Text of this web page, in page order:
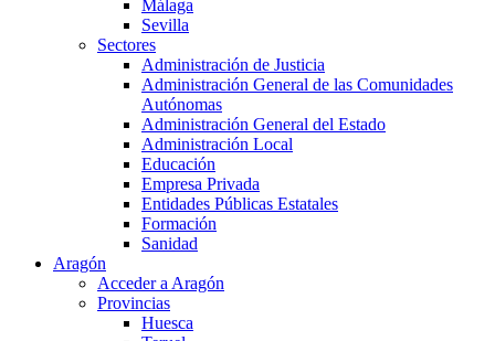
Málaga
Sevilla
Sectores
Administración de Justicia
Administración General de las Comunidades
Autónomas
Administración General del Estado
Administración Local
Educación
Empresa Privada
Entidades Públicas Estatales
Formación
Sanidad
Aragón
Acceder a Aragón
Provincias
Huesca